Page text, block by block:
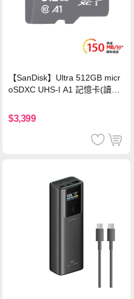
【SanDisk】Ultra 512GB micr
oSDXC UHS-I A1 記憶卡(讀取
$3,399